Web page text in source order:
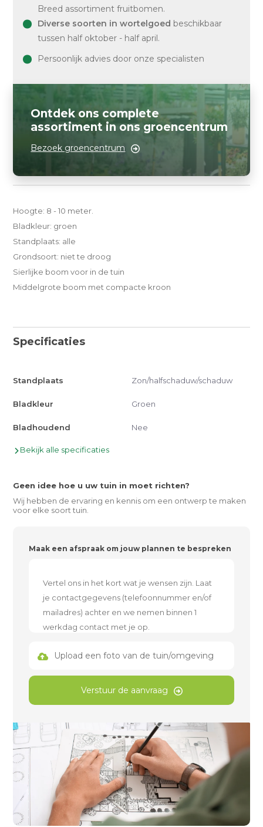
Breed assortiment fruitbomen.
Diverse soorten in wortelgoed beschikbaar
tussen half oktober - half april.
Persoonlijk advies door onze specialisten
Ontdek ons complete
assortiment in ons groencentrum
Bezoek groencentrum
Hoogte: 8 - 10 meter.
Bladkleur: groen
Standplaats: alle
Grondsoort: niet te droog
Sierlijke boom voor in de tuin
Middelgrote boom met compacte kroon
Specificaties
Standplaats Zon/halfschaduw/schaduw
Bladkleur Groen
Bladhoudend Nee
Bekijk alle specificaties
Geen idee hoe u uw tuin in moet richten?
Wij hebben de ervaring en kennis om een ontwerp te maken
voor elke soort tuin.
Maak een afspraak om jouw plannen te bespreken
Upload een foto van de tuin/omgeving
Verstuur de aanvraag